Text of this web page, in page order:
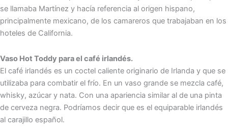
se llamaba Martínez y hacía referencia al origen hispano,
principalmente mexicano, de los camareros que trabajaban en los
hoteles de California.
Vaso Hot Toddy para el café irlandés.
El café irlandés es un coctel caliente originario de Irlanda y que se
utilizaba para combatir el frío. En un vaso grande se mezcla café,
whisky, azúcar y nata. Con una apariencia similar al de una pinta
de cerveza negra. Podríamos decir que es el equiparable irlandés
al carajillo español.